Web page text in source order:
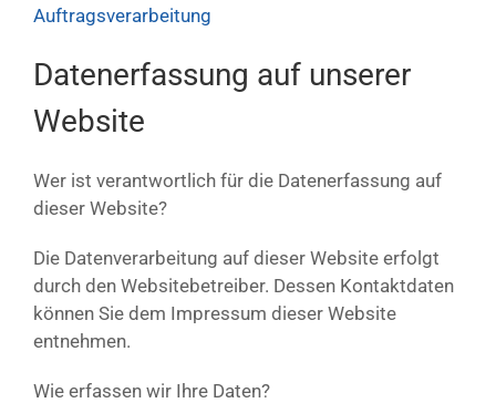
Auftragsverarbeitung
Datenerfassung auf unserer
Website
Wer ist verantwortlich für die Datenerfassung auf
dieser Website?
Die Datenverarbeitung auf dieser Website erfolgt
durch den Websitebetreiber. Dessen Kontaktdaten
können Sie dem Impressum dieser Website
entnehmen.
Wie erfassen wir Ihre Daten?